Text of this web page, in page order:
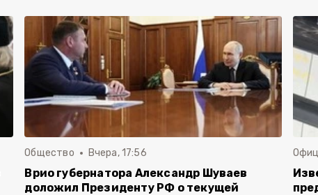
Общество Вчера, 17:56
Врио губернатора Александр Шуваев
доложил Президенту РФ о текущей